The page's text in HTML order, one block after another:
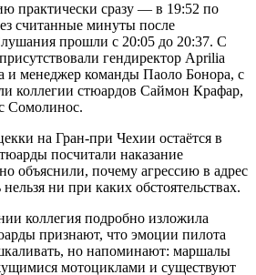
практически сразу — в 19:52 по
считанные минуты после
прошли с 20:05 до 20:37. С
гендиректор Aprilia
и менеджер команды Паоло Бонора, с
коллегии стюардов Саймон Крафар,
Сомолинос.
на Гран-при Чехии остаётся в
посчитали наказание
объяснили, почему агрессию в адрес
ни при каких обстоятельствах.
коллегия подробно изложила
признают, что эмоции пилота
но напоминают: маршалы
мотоциклами и существуют